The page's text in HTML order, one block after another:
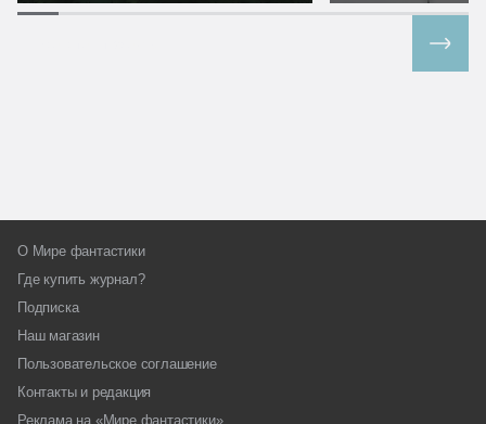
О Мире фантастики
Где купить журнал?
Подписка
Наш магазин
Пользовательское соглашение
Контакты и редакция
Реклама на «Мире фантастики»